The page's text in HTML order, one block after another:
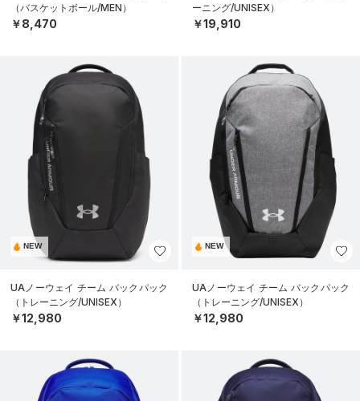
（バスケットボール/MEN）
￥8,470
ーニング/UNISEX）
￥19,910
NEW
UAノーウェイ チーム バックパック
（トレーニング/UNISEX）
￥12,980
NEW
UAノーウェイ チーム バックパック
（トレーニング/UNISEX）
￥12,980